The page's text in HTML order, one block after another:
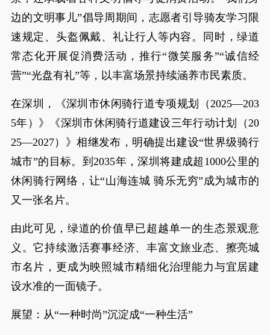
边的文明事儿”倡导周期间，志愿者引导骑友学习限
速规定、头盔佩戴、礼让行人等内容。同时，绿道
常态化开展促消费活动，推行“微笑服务”“诚信经
营”“光盘有礼”等，以丰富场景持续涵养市民素质。
在深圳，《深圳市休闲骑行道专项规划（2025—203
5年）》《深圳市休闲骑行道建设三年行动计划（20
25—2027）》相继发布，明确提出建设“世界级骑行
城市”的目标。到2035年，深圳将建成超1000公里的
休闲骑行网络，让“山海连城 骑乐无穷”成为城市的
又一张名片。
由此可见，绿道的价值早已超越单一的生态景观意
义。它持续激活赛事经济、丰富文旅业态、擦亮城
市名片，更成为映照城市精细化治理能力与宜居建
设水准的一面镜子。
展望：从“一种时尚”沉淀成“一种生活”